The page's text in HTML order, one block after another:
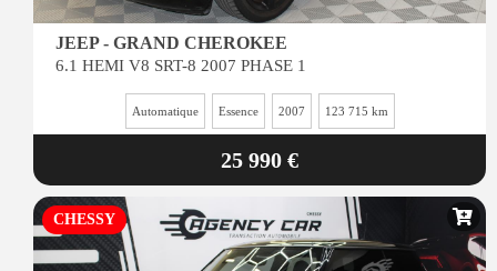
JEEP - GRAND CHEROKEE
6.1 HEMI V8 SRT-8 2007 PHASE 1
Automatique Essence 2007 123 715 km
25 990 €
CHESSY